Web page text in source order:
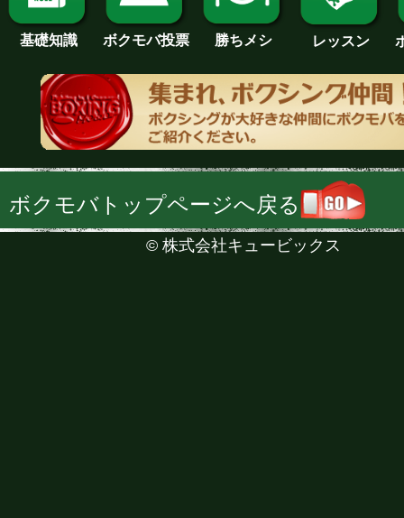
基礎知識 ボクモバ投票 勝ちメシ レッスン
ボクモバトップページへ戻る
© 株式会社キュービックス